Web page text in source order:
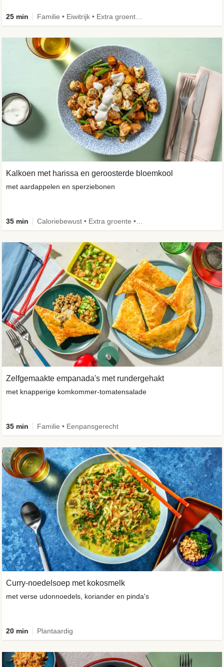
Kalkoen met harissa en geroosterde bloemkool
met aardappelen en sperziebonen
35 min
25 min
Zelfgemaakte empanada's met rundergehakt
met knapperige komkommer-tomatensalade
35 min Familie • Eenpansgerecht
Curry-noedelsoep met kokosmelk
met verse udonnoedels, koriander en pinda's
20 min Plantaardig